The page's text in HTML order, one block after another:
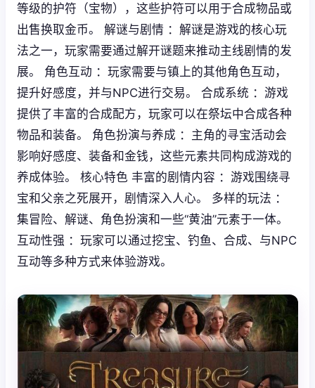
等级的护符（宝物），这些护符可以用于合成物品或
出售换取金币。 解谜与剧情 ：解谜是游戏的核心玩
法之一，玩家需要通过解开谜题来推动主线剧情的发
展。 角色互动 ：玩家需要与镇上的其他角色互动，
提升好感度，并与NPC进行交易。 合成系统 ：游戏
提供了丰富的合成配方，玩家可以在祭坛中合成各种
物品和装备。 角色扮演与养成 ：主角的寻宝活动会
影响好感度、装备和金钱，这些元素共同构成游戏的
养成体验。 核心特色 丰富的剧情内容 ：游戏围绕寻
宝和父亲之死展开，剧情深入人心。 多样的玩法 ：
集冒险、解谜、角色扮演和一些“黄油”元素于一体。
互动性强 ：玩家可以通过挖宝、钓鱼、合成、与NPC
互动等多种方式来体验游戏。